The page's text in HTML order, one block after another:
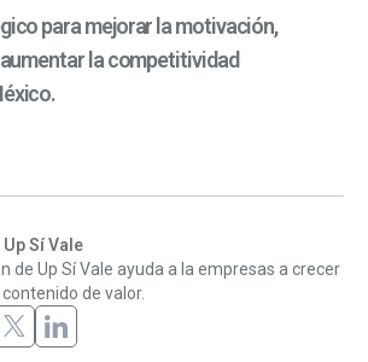
para mejorar la motivación,
la competitividad
Sí Vale
de Up Sí Vale ayuda a la empresas a crecer
de valor.